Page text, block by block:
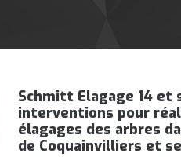
Schmitt Elagage 14 et
interventions pour
élagages des arbres
de Coquainvilliers et